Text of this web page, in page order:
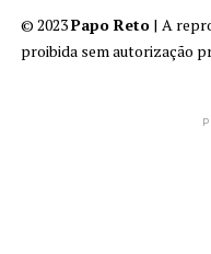
© 2023Papo Reto | A
proibida sem autorização